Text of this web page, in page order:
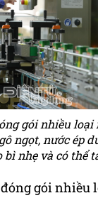
gói nhiều loại
ngọt, nước ép
bì nhẹ và có thể
gói nhiều